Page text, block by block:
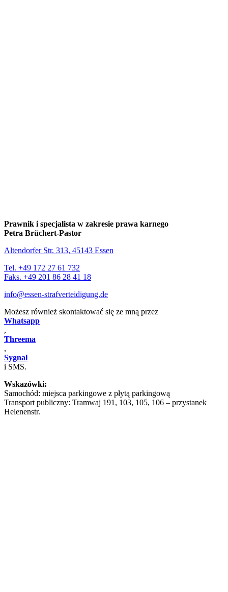
Prawnik i specjalista w zakresie prawa karnego
Petra Brüchert-Pastor
Altendorfer Str. 313, 45143 Essen
Tel. +49 172 27 61 732
Faks. +49 201 86 28 41 18
info@essen-strafverteidigung.de
Możesz również skontaktować się ze mną przez
Whatsapp
,
Threema
,
Sygnał
i SMS.
Wskazówki:
Samochód: miejsca parkingowe z płytą parkingową
Transport publiczny: Tramwaj 191, 103, 105, 106 – przystanek
Helenenstr.